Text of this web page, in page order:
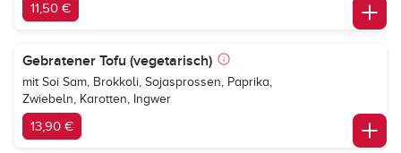
11,50 €
Gebratener Tofu (vegetarisch)
mit Soi Sam, Brokkoli, Sojasprossen, Paprika,
Zwiebeln, Karotten, Ingwer
13,90 €